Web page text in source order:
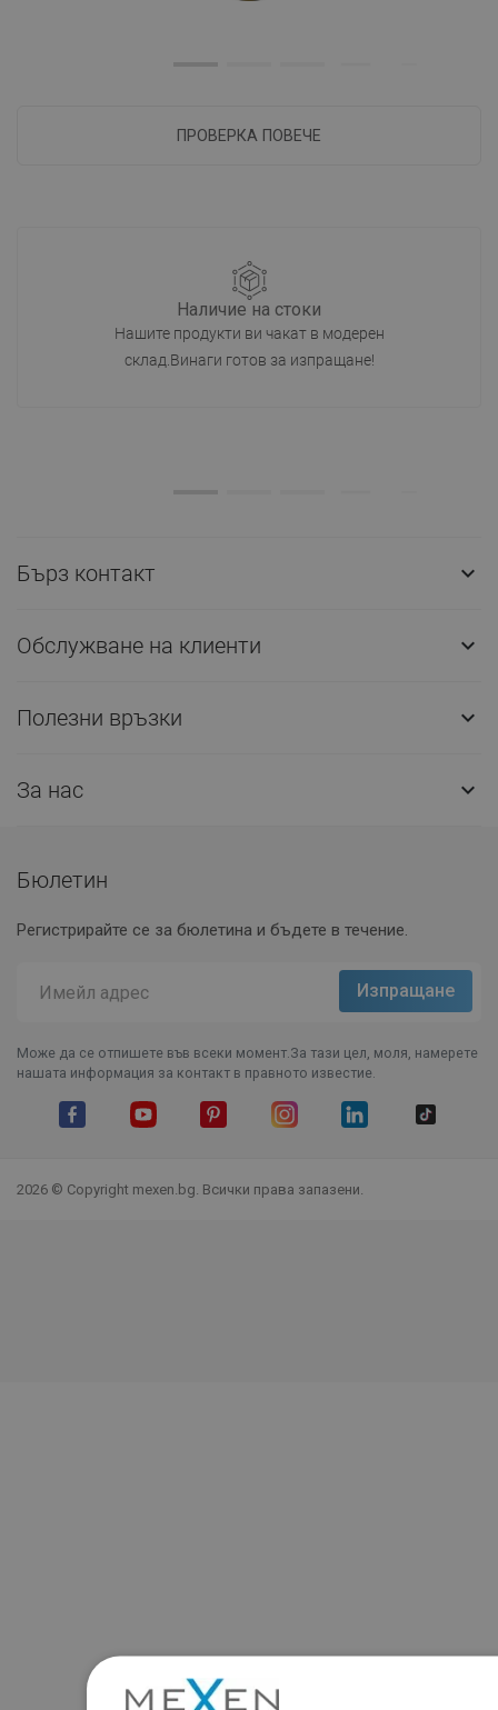
ПРОВЕРКА ПОВЕЧЕ
Наличие на стоки
Нашите продукти ви чакат в модерен
склад.Винаги готов за изпращане!
Бърз контакт 
Обслужване на клиенти 
Полезни връзки 
За нас 
Бюлетин
Регистрирайте се за бюлетина и бъдете в течение.
Може да се отпишете във всеки момент.За тази цел, моля, намерете
нашата информация за контакт в правното известие.
2026 © Copyright mexen.bg. Всички права запазени.